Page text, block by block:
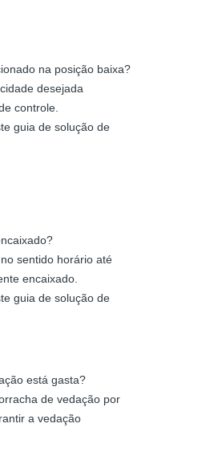
na posição baixa?
desejada
controle.
guia de solução de
sentido horário até
encaixado.
guia de solução de
está gasta?
de vedação por
a vedação